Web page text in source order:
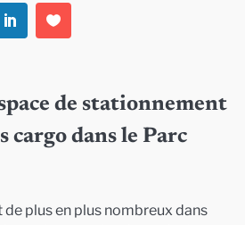
de stationnement
cargo dans le Parc
plus en plus nombreux dans